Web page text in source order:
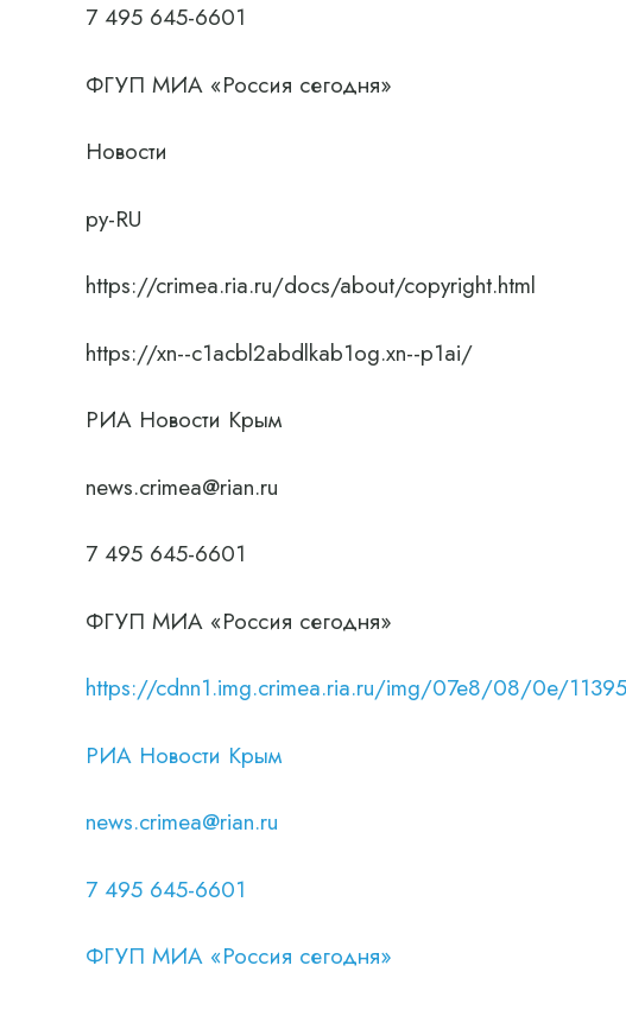
7 495 645-6601
ФГУП МИА «Россия сегодня»
Новости
ру-RU
https://crimea.ria.ru/docs/about/copyright.html
https://xn--c1acbl2abdlkab1og.xn--p1ai/
РИА Новости Крым
news.crimea@rian.ru
7 495 645-6601
ФГУП МИА «Россия сегодня»
https://cdnn1.img.crimea.ria.ru/img/07e8/08/0e/
РИА Новости Крым
news.crimea@rian.ru
7 495 645-6601
ФГУП МИА «Россия сегодня»